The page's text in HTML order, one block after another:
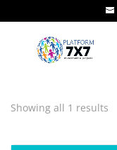
Showing all 1 results